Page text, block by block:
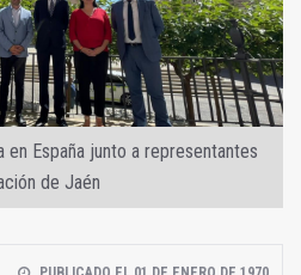
España junto a representantes
de Jaén